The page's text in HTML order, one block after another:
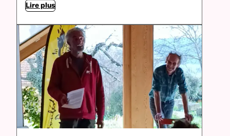
Lire plus